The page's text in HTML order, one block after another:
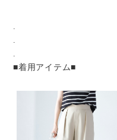
■着用アイテム■